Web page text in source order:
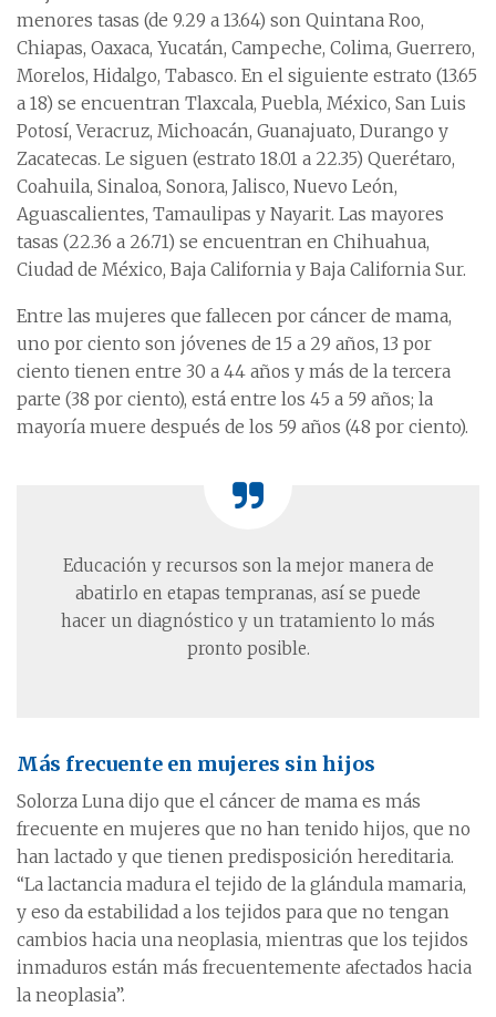
menores tasas (de 9.29 a 13.64) son Quintana Roo,
Chiapas, Oaxaca, Yucatán, Campeche, Colima, Guerrero,
Morelos, Hidalgo, Tabasco. En el siguiente estrato (13.65
a 18) se encuentran Tlaxcala, Puebla, México, San Luis
Potosí, Veracruz, Michoacán, Guanajuato, Durango y
Zacatecas. Le siguen (estrato 18.01 a 22.35) Querétaro,
Coahuila, Sinaloa, Sonora, Jalisco, Nuevo León,
Aguascalientes, Tamaulipas y Nayarit. Las mayores
tasas (22.36 a 26.71) se encuentran en Chihuahua,
Ciudad de México, Baja California y Baja California Sur.
Entre las mujeres que fallecen por cáncer de mama,
uno por ciento son jóvenes de 15 a 29 años, 13 por
ciento tienen entre 30 a 44 años y más de la tercera
parte (38 por ciento), está entre los 45 a 59 años; la
mayoría muere después de los 59 años (48 por ciento).
Educación y recursos son la mejor manera de
abatirlo en etapas tempranas, así se puede
hacer un diagnóstico y un tratamiento lo más
pronto posible.
Más frecuente en mujeres sin hijos
Solorza Luna dijo que el cáncer de mama es más
frecuente en mujeres que no han tenido hijos, que no
han lactado y que tienen predisposición hereditaria.
“La lactancia madura el tejido de la glándula mamaria,
y eso da estabilidad a los tejidos para que no tengan
cambios hacia una neoplasia, mientras que los tejidos
inmaduros están más frecuentemente afectados hacia
la neoplasia”.